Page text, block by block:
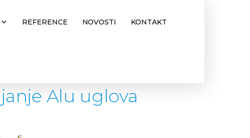
REFERENCE NOVOSTI KONTAKT
Alu uglova